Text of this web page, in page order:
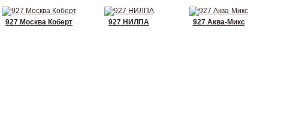
927 Москва Коберт 927 НИЛПА 927 Аква-Микс